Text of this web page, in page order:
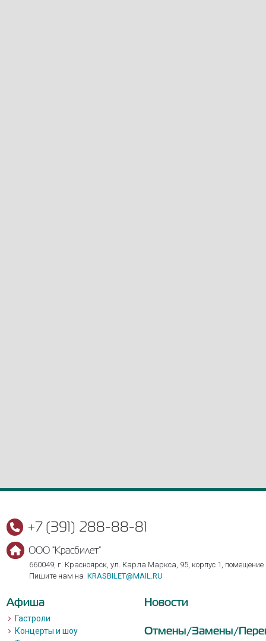
+7 (391) 288-88-81
ООО "Красбилет"
660049, г. Красноярск, ул. Карла Маркса, 95, корпус 1, помещение
Пишите нам на KRASBILET@MAIL.RU
Афиша
Гастроли
Концерты и шоу
Новости
Отмены/Замены/